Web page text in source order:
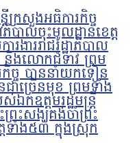
ក្រសួងអធិការកិច្ច
ភិបាលចុះមូលដ្ឋានខេត្ត
ងាររាជរដ្ឋាភិបាល
ងលោកជំទាវ ព្រម
កិច្ច បាននាំយកទៀន
ាច្រើនមុខ ព្រមទាំង
ឯកឧត្តមរដ្ឋមន្រ្តី
រះសង្ឃគង់ចាំព្រះ
ទាំង៥៣ ក្នុងស្រុក